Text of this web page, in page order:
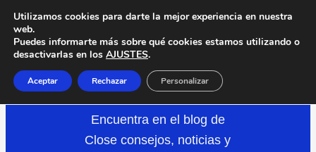
Saltar
al
contenido
REDESSOCIALES
Encuentra en el blog de
Close consejos, noticias y
Utilizamos cookies para darte la mejor experiencia en nuestra
web.
Puedes informarte más sobre qué cookies estamos utilizando o
desactivarlas en los AJUSTES.
Aceptar Rechazar Personalizar